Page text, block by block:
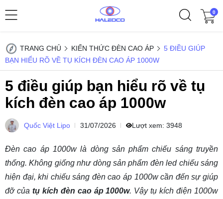
0
TRANG CHỦ KIẾN THỨC ĐÈN CAO ÁP
5 ĐIỀU GIÚP
BẠN HIỂU RÕ VỀ TỤ KÍCH ĐÈN CAO ÁP 1000W
5 điều giúp bạn hiểu rõ về tụ
kích đèn cao áp 1000w
Quốc Việt Lipo 31/07/2026 Lượt xem: 3948
Đèn cao áp 1000w là dòng sản phẩm chiếu sáng truyền
thống. Không giống như dòng sản phẩm đèn led chiếu sáng
hiện đại, khi chiếu sáng đèn cao áp 1000w cần đến sự giúp
đỡ của tụ kích đèn cao áp 1000w. Vậy tụ kích điện 1000w